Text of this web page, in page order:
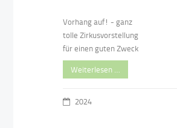
Vorhang auf! - ganz
tolle Zirkusvorstellung
für einen guten Zweck
Weiterlesen …
2024